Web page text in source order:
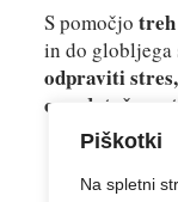
Piškotki
Na spletni
S pomočjo
in do globljega
odpraviti